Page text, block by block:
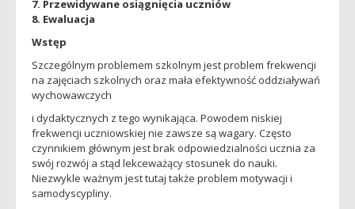
7. Przewidywane osiągnięcia uczniów
8. Ewaluacja
Wstęp
Szczególnym problemem szkolnym jest problem frekwencji
na zajęciach szkolnych oraz mała efektywność oddziaływań
wychowawczych
i dydaktycznych z tego wynikająca. Powodem niskiej
frekwencji uczniowskiej nie zawsze są wagary. Często
czynnikiem głównym jest brak odpowiedzialności ucznia za
swój rozwój a stąd lekceważący stosunek do nauki.
Niezwykle ważnym jest tutaj także problem motywacji i
samodyscypliny.